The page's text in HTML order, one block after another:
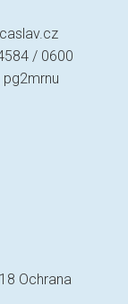
/ 0600
Ochrana